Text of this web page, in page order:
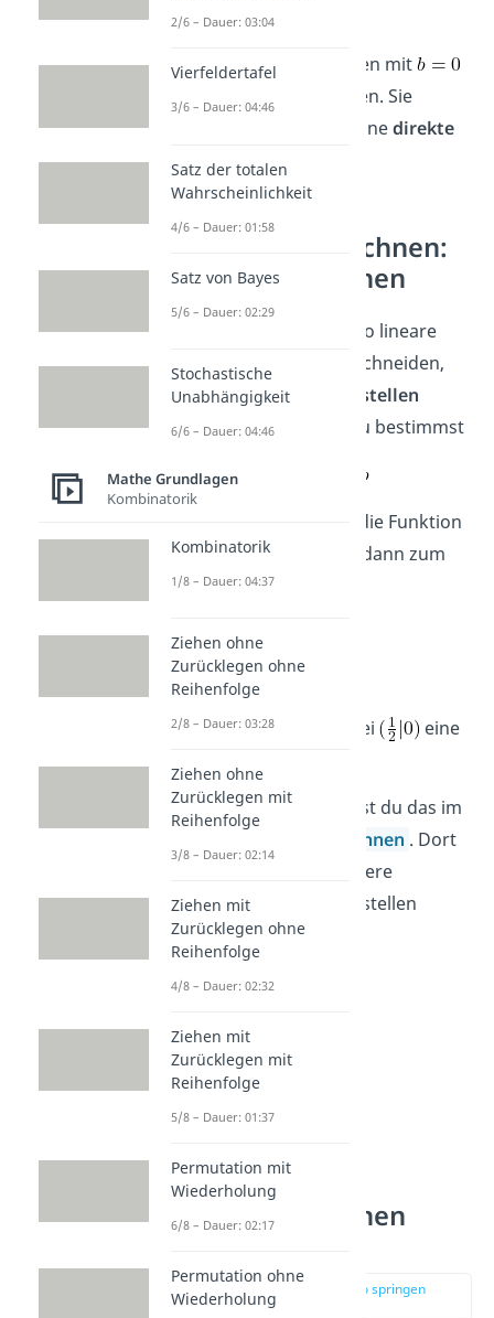
.
Merke:Lineare Funktionen mit
heißen Ursprungsgeraden. Sie
veranschaulichen stets einedirekte
Proportionalität
Nullstellen berechnen:
Lineare Funktionen
Wenn du wissen willst, wo lineare
Funktionen die x-Achse schneiden,
dann musst du ihre
Nullstellen
berechnen. Das heißt, du bestimmst
auf. Für die Funktion
erhältst du dann zum
Beispiel
Somit hat die Funktion bei
eine
Ausführlich erklärt findest du das im
Nullstellen berechnen . Dort
zeigen wir dir auch mehrere
Beispiele, wie du die Nullstellen
berechnen kannst.
Lineare Funktionen
zur Stelle im Video springen
(02:28)
2/6 – Dauer: 03:04
Vierfeldertafel
3/6 – Dauer: 04:46
Satz der totalen
Wahrscheinlichkeit
4/6 – Dauer: 01:58
Satz von Bayes
5/6 – Dauer: 02:29
Stochastische
Unabhängigkeit
6/6 – Dauer: 04:46
Mathe Grundlagen
Kombinatorik
Kombinatorik
1/8 – Dauer: 04:37
Ziehen ohne
Zurücklegen ohne
Reihenfolge
2/8 – Dauer: 03:28
Ziehen ohne
Zurücklegen mit
Reihenfolge
3/8 – Dauer: 02:14
Ziehen mit
Zurücklegen ohne
Reihenfolge
4/8 – Dauer: 02:32
Ziehen mit
Zurücklegen mit
Reihenfolge
5/8 – Dauer: 01:37
Permutation mit
Wiederholung
6/8 – Dauer: 02:17
Permutation ohne
Wiederholung